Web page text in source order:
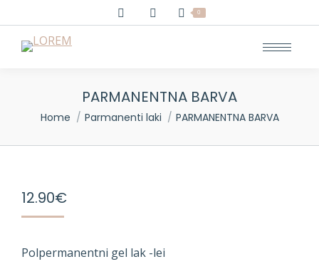
0
PARMANENTNA BARVA
You are here:
Home Parmanenti laki PARMANENTNA BARVA
12.90€
Polpermanentni gel lak -lei